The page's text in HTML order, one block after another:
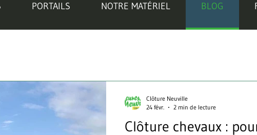
PORTAILS NOTRE MATÉRIEL BLOG
Clôture chevaux :
Clôture Neuville
24 févr.
2 min de lecture